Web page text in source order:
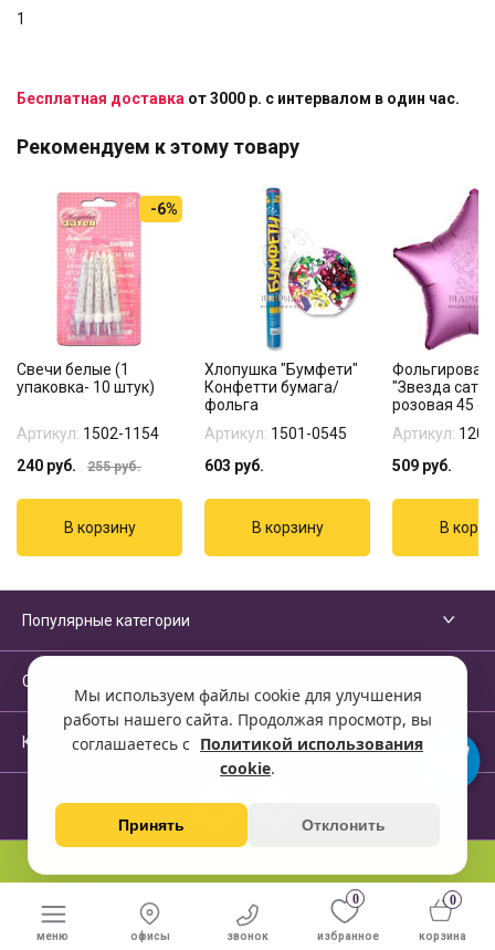
Мы используем файлы cookie для улучшения
работы нашего сайта. Продолжая просмотр, вы
соглашаетесь с Политикой использования
cookie.
Принять Отклонить
1
Бесплатная доставка от 3000 р. с интервалом в один час.
Рекомендуем к этому товару
-6%
Свечи белые (1
упаковка- 10 штук)
Артикул: 1502-1154
240 руб. 255руб.
Хлопушка "Бумфети"
Конфетти бумага/
фольга
Артикул: 1501-0545
603 руб.
"Звезда сатин
розовая 45
Артикул:
509 руб.
Популярные категории
Сервисы и помощь
Компания
меню офисы звонок
0
избранное
0
корзина